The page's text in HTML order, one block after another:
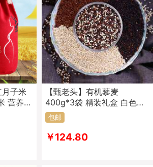
月子米
地 孕
【甄老头】有机藜麦
400g*3袋 精装礼盒 白色藜
麦 红色藜麦 黑色藜麦 营养
膳食
包邮
￥124.80